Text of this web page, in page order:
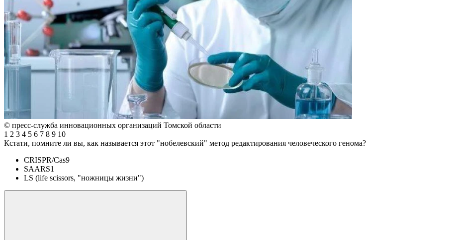
© пресс-служба инновационных организаций Томской области
1 2 3 4 5 6 7 8 9 10
Кстати, помните ли вы, как называется этот "нобелевский" метод редактирования человеческого генома?
CRISPR/Cas9
SAARS1
LS (life scissors, "ножницы жизни")